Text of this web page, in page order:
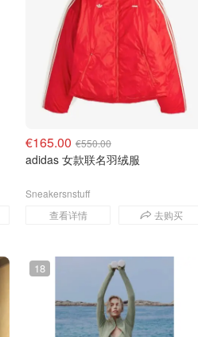
€165.00 €550.00
adidas 女款联名羽绒服
查看详情 去购买
Sneakersnstuff
18